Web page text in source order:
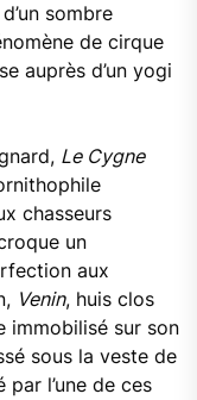
sombre
de cirque
auprès d’un yogi
Le Cygne
chasseurs
un
aux
Venin, huis clos
immobilisé sur son
sous la veste de
l’une de ces